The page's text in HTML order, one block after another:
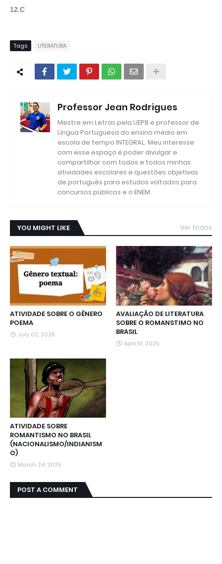
12.C
Tags LITERATURA
Professor Jean Rodrigues
Mestre em Letras pela UEPB e professor de
Língua Portuguesa do ensino médio em
escola de tempo INTEGRAL. Meu interesse
com esse espaço é poder divulgar e
compartilhar com todas e todos minhas
atividades escolares e questões objetivas
de português para estudos voltados para
concursos públicos e o ENEM.
YOU MIGHT LIKE Ver todos
ATIVIDADE SOBRE O GÊNERO
POEMA
July 02, 2025
AVALIAÇÃO DE LITERATURA
SOBRE O ROMANSTIMO NO
BRASIL
April 10, 2025
ATIVIDADE SOBRE
ROMANTISMO NO BRASIL
(NACIONALISMO/INDIANISM
O)
March 24, 2025
POST A COMMENT